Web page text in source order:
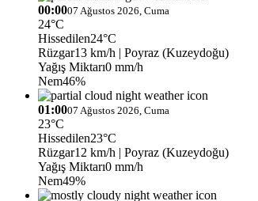
00:0007 Ağustos 2026, Cuma
24°C
Hissedilen24°C
Rüzgar13 km/h | Poyraz (Kuzeydoğu)
Yağış Miktarı0 mm/h
Nem46%
01:0007 Ağustos 2026, Cuma
23°C
Hissedilen23°C
Rüzgar12 km/h | Poyraz (Kuzeydoğu)
Yağış Miktarı0 mm/h
Nem49%